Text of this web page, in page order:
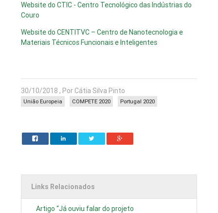
Website do CTIC - Centro Tecnológico das Indústrias do
Couro
Website do CENTITVC – Centro de Nanotecnologia e
Materiais Técnicos Funcionais e Inteligentes
30/10/2018 , Por Cátia Silva Pinto
Portugal 2020
COMPETE 2020
União Europeia
Links Relacionados
Artigo “Já ouviu falar do projeto